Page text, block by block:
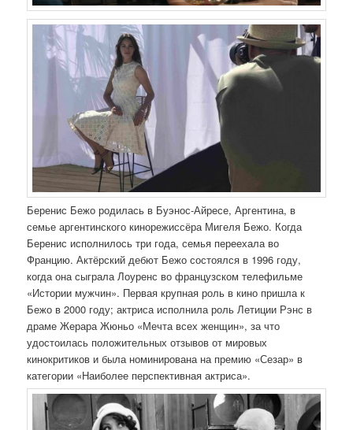
Беренис Бежо родилась в Буэнос-Айресе, Аргентина, в
семье аргентинского кинорежиссёра Мигеля Бежо. Когда
Беренис исполнилось три года, семья переехала во
Францию. Актёрский дебют Бежо состоялся в 1996 году,
когда она сыграла Лоуренс во французском телефильме
«Истории мужчин». Первая крупная роль в кино пришла к
Бежо в 2000 году; актриса исполнила роль Летиции Рэнс в
драме Жерара Жюньо «Мечта всех женщин», за что
удостоилась положительных отзывов от мировых
кинокритиков и была номинирована на премию «Сезар» в
категории «Наиболее перспективная актриса».